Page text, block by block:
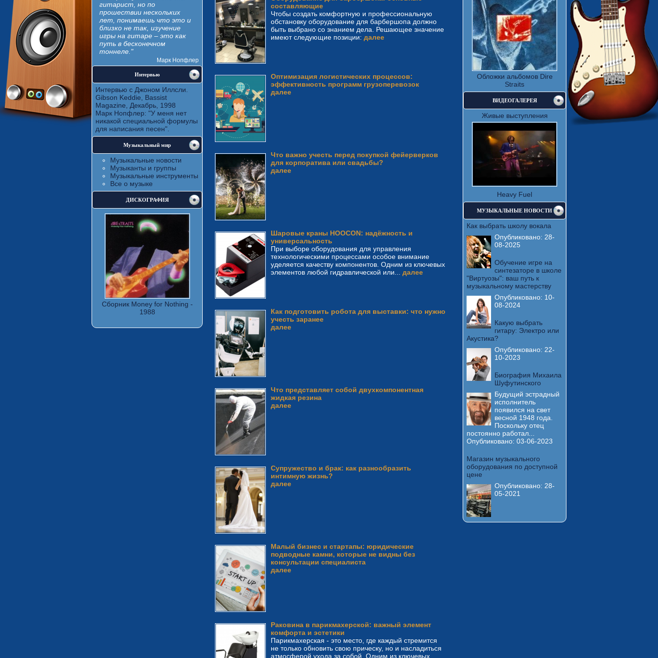
гитарист, но по
прошествии нескольких
лет, понимаешь что это и
близко не так, изучение
игры на гитаре – это как
путь в бесконечном
тоннеле."
Марк Нопфлер
Интервью
Интервью с Джоном Иллсли.
Gibson Keddie, Bassist
Magazine, Декабрь, 1998
Марк Нопфлер: "У меня нет
никакой специальной формулы
для написания песен".
Музыкальный мир
Музыкальные новости
Музыканты и группы
Музыкальные инструменты
Все о музыке
ДИСКОГРАФИЯ
Сборник Money for Nothing -
1988
составляющие
Чтобы создать комфортную и профессиональную
обстановку оборудование для барбершопа должно
быть выбрано со знанием дела. Решающее значение
имеют следующие позиции: далее
Оптимизация логистических процессов:
эффективность программ грузоперевозок
далее
Что важно учесть перед покупкой фейерверков
для корпоратива или свадьбы?
далее
Шаровые краны HOOCON: надёжность и
универсальность
При выборе оборудования для управления
технологическими процессами особое внимание
уделяется качеству компонентов. Одним из ключевых
элементов любой гидравлической или...
далее
Как подготовить робота для выставки: что нужно
учесть заранее
далее
Что представляет собой двухкомпонентная
жидкая резина
далее
Супружество и брак: как разнообразить
интимную жизнь?
далее
Малый бизнес и стартапы: юридические
подводные камни, которые не видны без
консультации специалиста
далее
Раковина в парикмахерской: важный элемент
комфорта и эстетики
Парикмахерская - это место, где каждый стремится
не только обновить свою прическу, но и насладиться
атмосферой ухода за собой. Одним из ключевых
Обложки альбомов Dire
Straits
ВИДЕОГАЛЕРЕЯ
Живые выступления
Heavy Fuel
МУЗЫКАЛЬНЫЕ НОВОСТИ
Как выбрать школу вокала
Опубликовано: 28-
08-2025
Обучение игре на
синтезаторе в школе
"Виртуозы": ваш путь к
музыкальному мастерству
Опубликовано: 10-
08-2024
Какую выбрать
гитару: Электро или
Акустика?
Опубликовано: 22-
10-2023
Биография Михаила
Шуфутинского
Будущий эстрадный
исполнитель
появился на свет
весной 1948 года.
Поскольку отец
постоянно работал...
Опубликовано: 03-06-2023
Магазин музыкального
оборудования по доступной
цене
Опубликовано: 28-
05-2021